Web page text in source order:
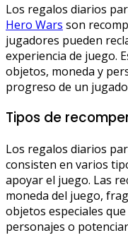
Los regalos diarios
Hero Wars son
jugadores pueden
experiencia de juego.
objetos, moneda y
progreso de un
Tipos de
Los regalos diarios
consisten en varios
apoyar el juego. Las
moneda del juego,
objetos especiales
personajes o